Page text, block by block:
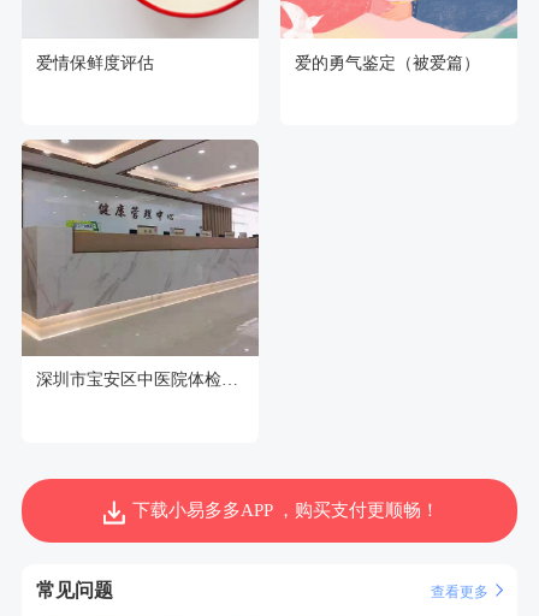
爱情保鲜度评估 爱的勇气鉴定（被爱篇）
深圳市宝安区中医院体检中心
下载小易多多APP ，购买支付更顺畅！
常见问题 查看更多